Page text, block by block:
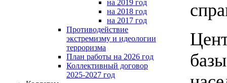
на 2019 год
на 2018 год
на 2017 год
Противодействие
экстремизму и идеологии
терроризма
План работы на 2026 год
Коллективный договор
2025-2027 год